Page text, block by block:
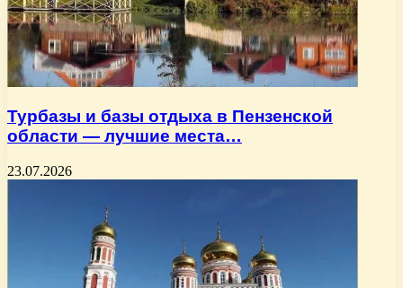
Турбазы и базы отдыха в Пензенской
области — лучшие места…
23.07.2026